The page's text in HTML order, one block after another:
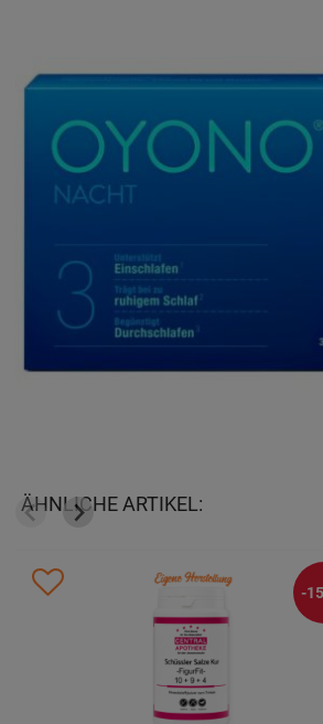
ÄHNLICHE ARTIKEL:
-